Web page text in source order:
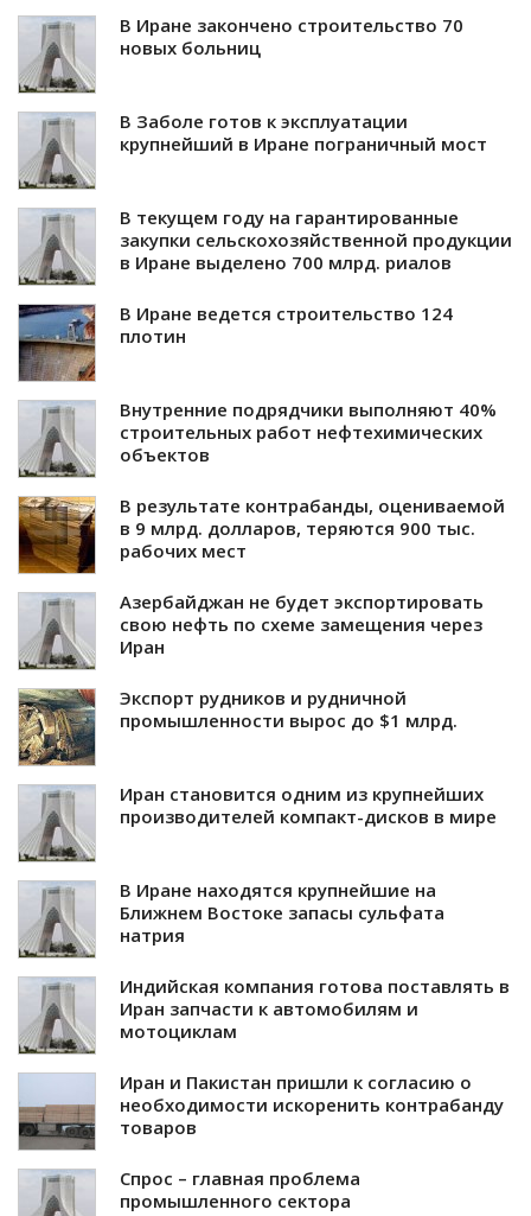
В Иране закончено строительство 70
новых больниц
В Заболе готов к эксплуатации
крупнейший в Иране пограничный мост
В текущем году на гарантированные
закупки сельскохозяйственной продукции
в Иране выделено 700 млрд. риалов
В Иране ведется строительство 124
плотин
Внутренние подрядчики выполняют 40%
строительных работ нефтехимических
объектов
В результате контрабанды, оцениваемой
в 9 млрд. долларов, теряются 900 тыс.
рабочих мест
Азербайджан не будет экспортировать
свою нефть по схеме замещения через
Иран
Экспорт рудников и рудничной
промышленности вырос до $1 млрд.
Иран становится одним из крупнейших
производителей компакт-дисков в мире
В Иране находятся крупнейшие на
Ближнем Востоке запасы сульфата
натрия
Индийская компания готова поставлять в
Иран запчасти к автомобилям и
мотоциклам
Иран и Пакистан пришли к согласию о
необходимости искоренить контрабанду
товаров
Спрос – главная проблема
промышленного сектора